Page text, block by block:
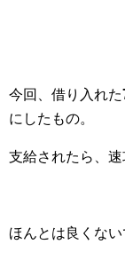
今回、借り入れた
にしたもの。
支給されたら、速
ほんとは良くない